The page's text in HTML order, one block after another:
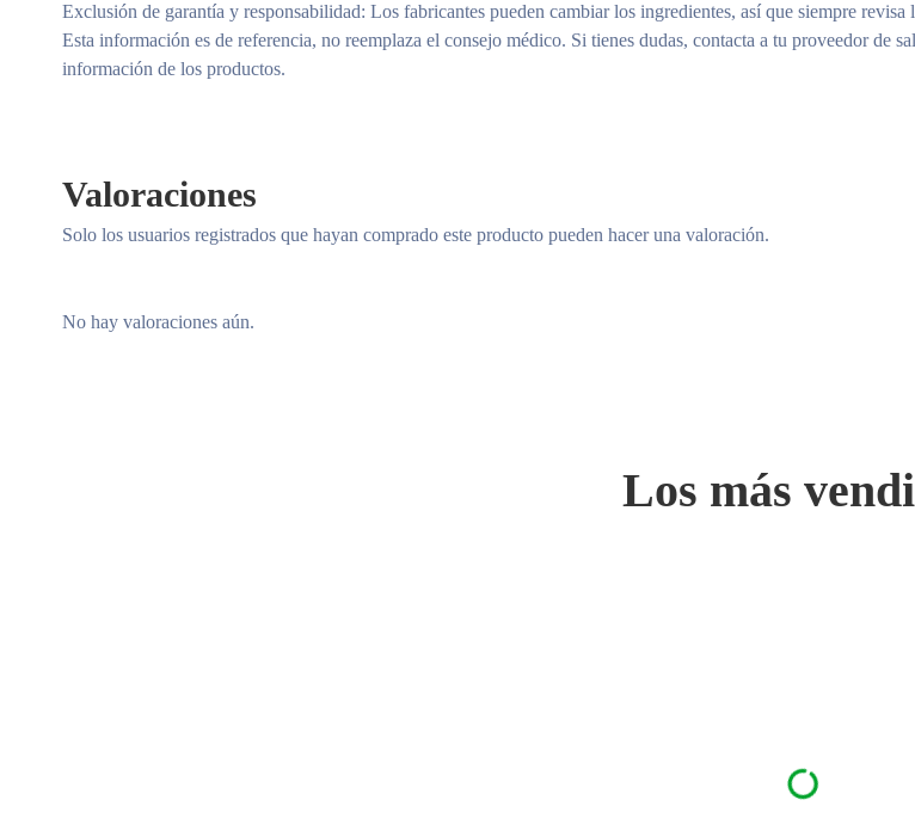
Exclusión de garantía y responsabilidad: Los fabricantes pueden cambiar los ingredientes, así que siempre
Esta información es de referencia, no reemplaza el consejo médico. Si tienes dudas, contacta a tu proveedor de
información de los productos.
Valoraciones
No hay valoraciones aún.
Solo los usuarios registrados que hayan comprado este producto pueden hacer una valoración.
Los más